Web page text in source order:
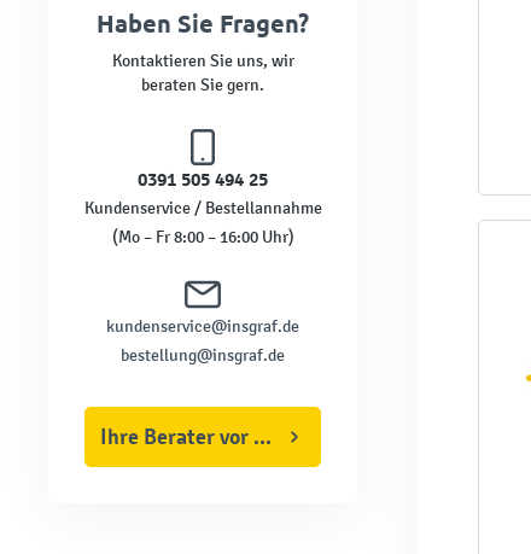
Haben Sie Fragen?
Kontaktieren Sie uns, wir
beraten Sie gern.
0391 505 494 25
Kundenservice / Bestellannahme
(Mo – Fr 8:00 – 16:00 Uhr)
kundenservice@insgraf.de
bestellung@insgraf.de
Ihre Berater vor Ort